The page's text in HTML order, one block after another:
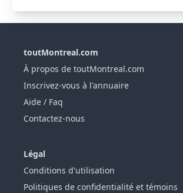
toutMontreal.com
À propos de toutMontreal.com
Inscrivez-vous à l'annuaire
Aide / Faq
Contactez-nous
Légal
Conditions d'utilisation
Politiques de confidentialité et témoins